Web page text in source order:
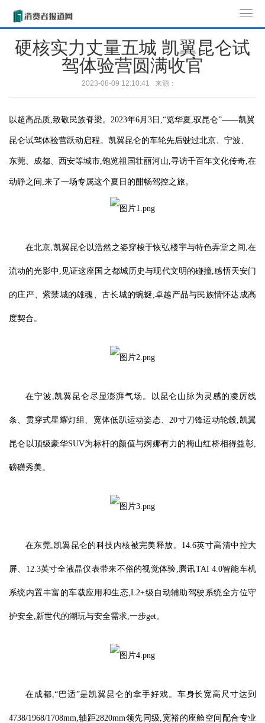
o
a
g
硬核实力丈量五城 凯翼昆仑试
驾体验营圆满收官
2023-08-09 12:10:41 来源：
以超高品质,致敬民族脊梁。2023年6月3日,“览华夏,驭昆仑”——凯翼
昆仑试驾体验营跃动启程。凯翼昆仑的车轮先后驶过北京、宁波、
东莞、成都、西安等城市,饱览祖国壮丽河山,寻访千百年文化传奇,在
动静之间,来了一场专属这个夏日的酣畅驾控之旅。
在北京,凯翼昆仑以浩然之姿穿梭于恢弘楼宇与特色弄堂之间,在
流动的光影中,见证这座国之都城历史与现代文明的碰撞,感悟天安门
的庄严、紫禁城的雄魂、古长城的蜿蜒,卓越产品与民族情怀达成高
度契合。
在宁波,凯翼昆仑尽显澎湃气场。以昆仑山脉为灵感的凌厉线
条、贯穿式星耀灯组、宽体低趴运动姿态、20寸刀锋运动轮毂,凯翼
昆仑以顶级豪华SUV为标杆的颜值与婀娜有力的梅山红桥相得益彰,
磅礴秀美。
在东莞,凯翼昆仑的科技内核被完美释放。14.6英寸高清中控大
屏、12.3英寸全液晶仪表带来不俗的视觉体验,腾讯TAI 4.0智能车机
系统内置丰富的车载应用和生态,L2+级自动辅助驾驶系统全方位守
护安全,新世代的潮玩与安全需求,一步get。
在成都,“巴适”是凯翼昆仑的拿手好戏。车身长宽高尺寸达到
4738/1968/1708mm,轴距2820mm领先同级,宽裕的座舱空间配合专业